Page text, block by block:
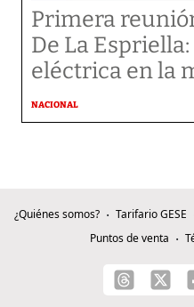
Primera
De La
eléctrica en la
NACIONAL
¿Quiénes somos? Tarifario GESE
Puntos de venta